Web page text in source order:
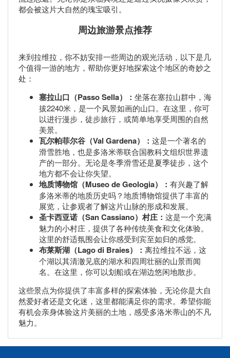
都会被这片大自然的瑰宝吸引。
周边旅游景点推荐
来到拉维拉，你不妨安排一些周边的观光活动，以下是几
个值得一游的地方，帮助你更好地探索这个地区的奇妙之
处：
塞拉山口（Passo Sella）： 坐落在塞拉山群中，海
拔2240米，是一个风景如画的山口。在这里，你可
以进行漫步，徒步旅行，或简单地享受周围的自然
美景。
瓦尔帕菲尔谷（Val Gardena）： 这是一个著名的
滑雪胜地，也是多洛米蒂联合国教科文组织世界遗
产的一部分。无论是冬季滑雪还是夏季徒步，这个
地方都不会让你失望。
地质博物馆（Museo de Geologia）： 有兴趣了解
多洛米蒂的地质历史吗？地质博物馆提供了丰富的
展览，让参观者了解这片山脉的形成和发展。
圣卡西亚诺（San Cassiano）村庄： 这是一个充满
魅力的小村庄，提供了各种传统美食和文化体验。
这里的舒适氛围会让你感受到宾至如归的感觉。
布莱斯湖（Lago di Braies）： 离拉维拉不远，这
个湖以其清澈见底的湖水和四周壮丽的山景而闻
名。在这里，你可以划船或在湖边悠闲地散步。
这些景点为你提供了丰富多样的探索体验，无论你是大自
然爱好者还是文化迷，这里都能满足你的需求。希望你能
有机会亲身体验这片美丽的土地，感受多洛米蒂山的不凡
魅力。